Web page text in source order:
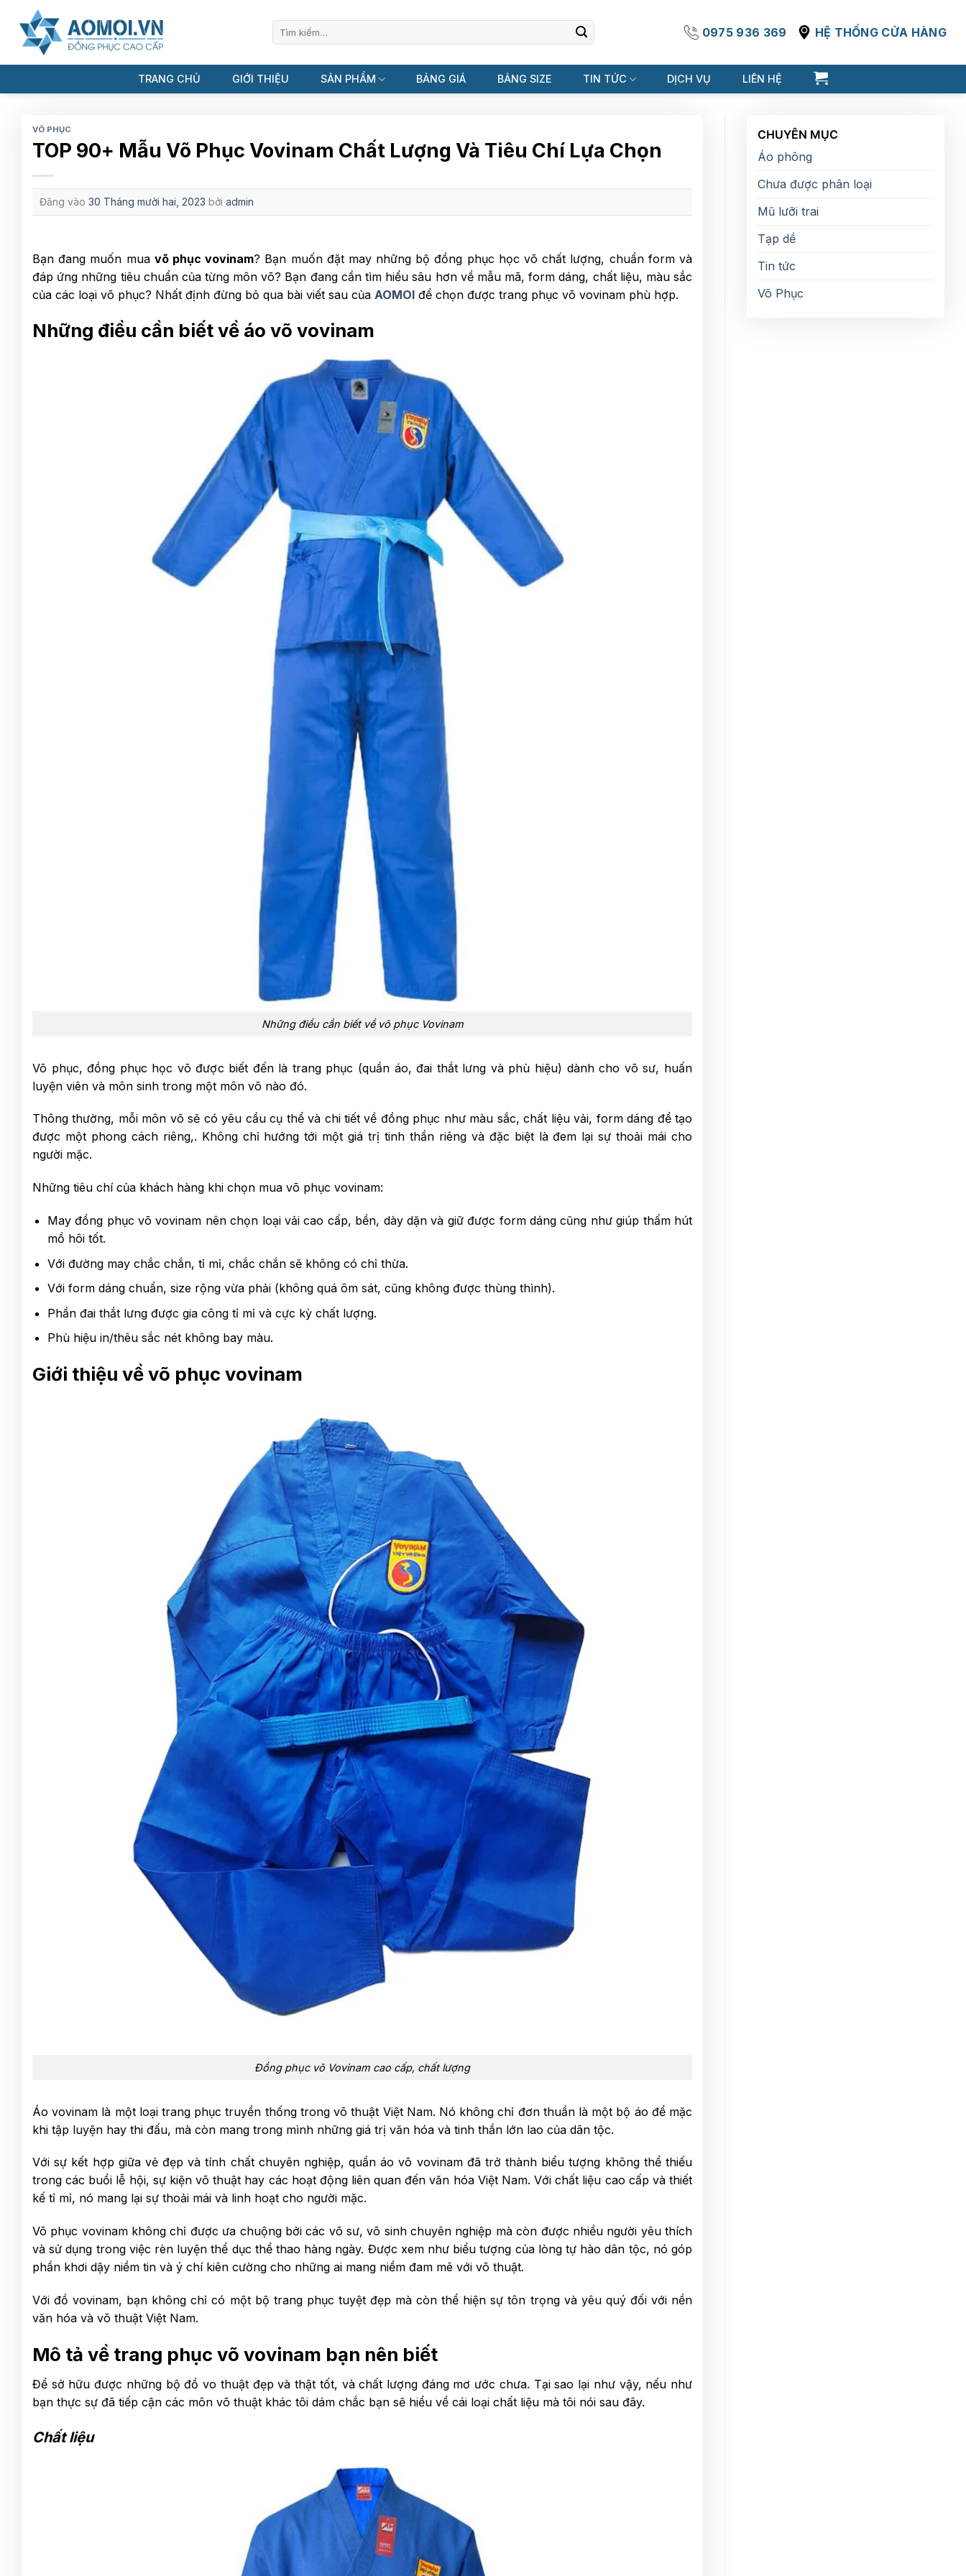
dung
Tìm
0975 936 369 HỆ THỐNG CỬA HÀNG
TRANG CHỦ GIỚI THIỆU SẢN PHẨM BẢNG GIÁ BẢNG SIZE TIN TỨC DỊCH VỤ LIÊN HỆ
VÕ PHỤC
TOP 90+ Mẫu Võ Phục Vovinam Chất Lượng Và Tiêu Chí Lựa Chọn
Đăng vào 30 Tháng mười hai, 2023 bởi admin
Bạn đang muốn mua võ phục vovinam? Bạn muốn đặt may những bộ đồng phục học võ chất lượng, chuẩn form và
đáp ứng những tiêu chuẩn của từng môn võ? Bạn đang cần tìm hiểu sâu hơn về mẫu mã, form dáng, chất liệu, màu sắc
của các loại võ phục? Nhất định đừng bỏ qua bài viết sau của AOMOI để chọn được trang phục võ vovinam phù hợp.
Những điều cần biết về áo võ vovinam
Những điều cần biết về võ phục Vovinam
Võ phục, đồng phục học võ được biết đến là trang phục (quần áo, đai thắt lưng và phù hiệu) dành cho võ sư, huấn
luyện viên và môn sinh trong một môn võ nào đó.
Thông thường, mỗi môn võ sẽ có yêu cầu cụ thể và chi tiết về đồng phục như màu sắc, chất liệu vải, form dáng để tạo
được một phong cách riêng,. Không chỉ hướng tới một giá trị tinh thần riêng và đặc biệt là đem lại sự thoải mái cho
người mặc.
Những tiêu chí của khách hàng khi chọn mua võ phục vovinam:
May đồng phục võ vovinam nên chọn loại vải cao cấp, bền, dày dặn và giữ được form dáng cũng như giúp thấm hút
mồ hôi tốt.
Với đường may chắc chắn, tỉ mỉ, chắc chắn sẽ không có chỉ thừa.
Với form dáng chuẩn, size rộng vừa phải (không quá ôm sát, cũng không được thùng thình).
Phần đai thắt lưng được gia công tỉ mỉ và cực kỳ chất lượng.
Phù hiệu in/thêu sắc nét không bay màu.
Giới thiệu về võ phục vovinam
Đồng phục võ Vovinam cao cấp, chất lượng
Áo vovinam là một loại trang phục truyền thống trong võ thuật Việt Nam. Nó không chỉ đơn thuần là một bộ áo để mặc
khi tập luyện hay thi đấu, mà còn mang trong mình những giá trị văn hóa và tinh thần lớn lao của dân tộc.
Với sự kết hợp giữa vẻ đẹp và tính chất chuyên nghiệp, quần áo võ vovinam đã trở thành biểu tượng không thể thiếu
trong các buổi lễ hội, sự kiện võ thuật hay các hoạt động liên quan đến văn hóa Việt Nam. Với chất liệu cao cấp và thiết
kế tỉ mỉ, nó mang lại sự thoải mái và linh hoạt cho người mặc.
Võ phục vovinam không chỉ được ưa chuộng bởi các võ sư, võ sinh chuyên nghiệp mà còn được nhiều người yêu thích
và sử dụng trong việc rèn luyện thể dục thể thao hàng ngày. Được xem như biểu tượng của lòng tự hào dân tộc, nó góp
phần khơi dậy niềm tin và ý chí kiên cường cho những ai mang niềm đam mê với võ thuật.
Với đồ vovinam, bạn không chỉ có một bộ trang phục tuyệt đẹp mà còn thể hiện sự tôn trọng và yêu quý đối với nền
văn hóa và võ thuật Việt Nam.
Mô tả về trang phục võ vovinam bạn nên biết
Để sở hữu được những bộ đồ vo thuật đẹp và thật tốt, và chất lượng đáng mơ ước chưa. Tại sao lại như vậy, nếu như
bạn thực sự đã tiếp cận các môn võ thuật khác tôi dám chắc bạn sẽ hiểu về cái loại chất liệu mà tôi nói sau đây.
Chất liệu
CHUYÊN MỤC
Áo phông
Chưa được phân loại
Mũ lưỡi trai
Tạp dề
Tin tức
Võ Phục